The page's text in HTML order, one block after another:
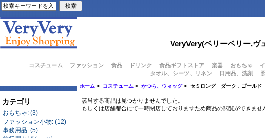
VeryVery(ベリーベリー,ヴ
コスチューム ファッション 食品 ドリンク 食品ギフトストア 楽器 おもちゃ
タオル、シーツ、リネン
日用品、洗剤
カテゴリ
おもちゃ: (3)
ファッション小物: (12)
事務用品: (5)
ホーム > コスチューム >かつら、ウィッグ> セミロング ダーク．ゴールド
該当する商品は見つかりませんでした。
もしくは店舗都合にて一時閉店しておりますため商品の閲覧ができませ